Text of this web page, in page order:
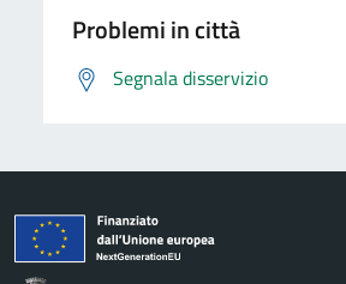
Problemi in città
Segnala disservizio